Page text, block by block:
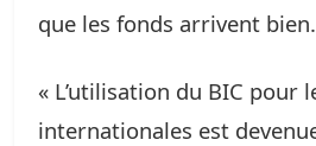
que les fonds arrivent
« L’utilisation du BIC pour
internationales est